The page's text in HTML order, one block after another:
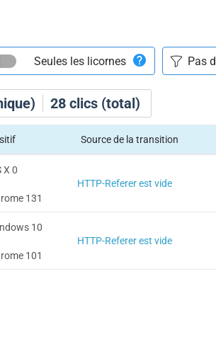
28 clics (total)
Seules les licornes
Source de la transition
X 0
131
HTTP-Referer est vide
10
101
HTTP-Referer est vide